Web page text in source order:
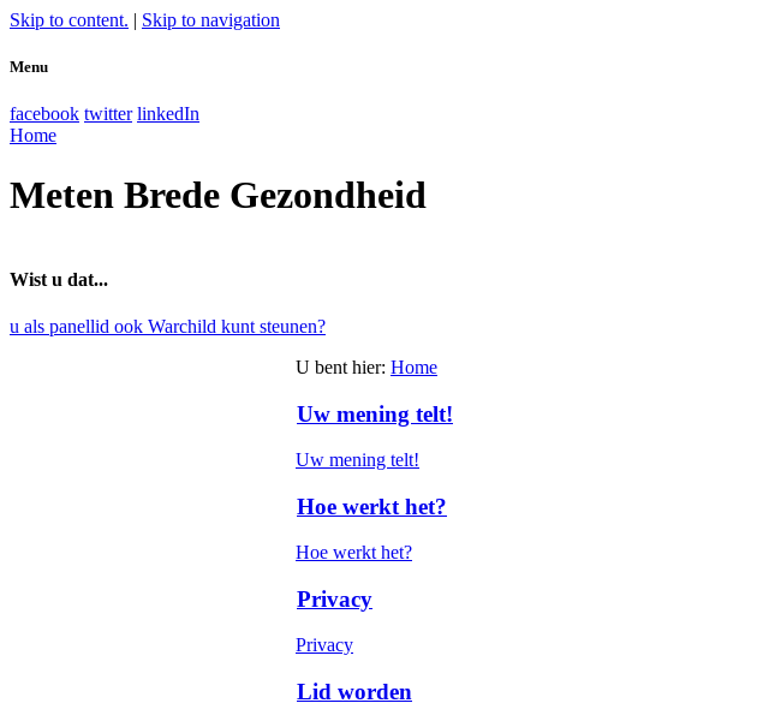
Skip to content. | Skip to navigation
Menu
facebook twitter linkedIn
Home
Meten Brede Gezondheid
Wist u dat...
u als panellid ook Warchild kunt steunen?
U bent hier: Home
Uw mening telt!
Uw mening telt!
Hoe werkt het?
Hoe werkt het?
Privacy
Privacy
Lid worden